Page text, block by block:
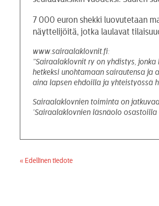
7 000 euron shekki luovutetaan
näyttelijöitä, jotka laulavat
www.sairaalaklovnit.fi:
”Sairaalaklovnit ry on yhdistys,
hetkeksi unohtamaan sairautensa
aina lapsen ehdoilla ja yhteistyössä
Sairaalaklovnien toiminta on
’Sairaalaklovnien läsnäolo
« Edellinen tiedote